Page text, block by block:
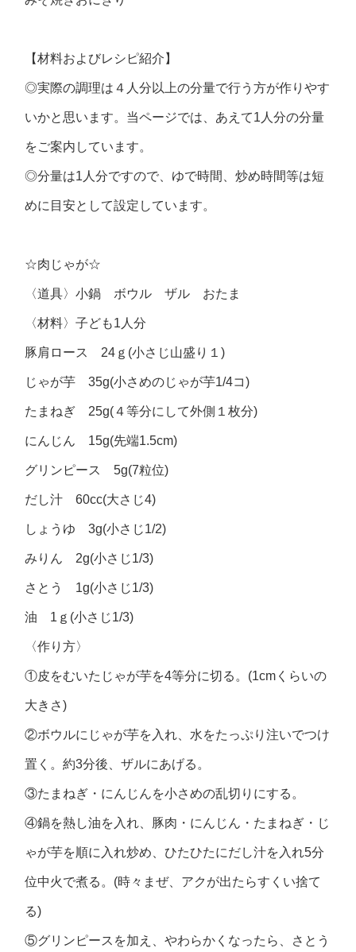
【材料およびレシピ紹介】
◎実際の調理は４人分以上の分量で行う方が作りやす
いかと思います。当ページでは、あえて1人分の分量
をご案内しています。
◎分量は1人分ですので、ゆで時間、炒め時間等は短
めに目安として設定しています。
☆肉じゃが☆
〈道具〉小鍋 ボウル ザル おたま
〈材料〉子ども1人分
豚肩ロース 24ｇ(小さじ山盛り１)
じゃが芋 35g(小さめのじゃが芋1/4コ)
たまねぎ 25g(４等分にして外側１枚分)
にんじん 15g(先端1.5cm)
グリンピース 5g(7粒位)
だし汁 60cc(大さじ4)
しょうゆ 3g(小さじ1/2)
みりん 2g(小さじ1/3)
さとう 1g(小さじ1/3)
油 1ｇ(小さじ1/3)
〈作り方〉
①皮をむいたじゃが芋を4等分に切る。(1cmくらいの
大きさ)
②ボウルにじゃが芋を入れ、水をたっぷり注いでつけ
置く。約3分後、ザルにあげる。
③たまねぎ・にんじんを小さめの乱切りにする。
④鍋を熱し油を入れ、豚肉・にんじん・たまねぎ・じ
ゃが芋を順に入れ炒め、ひたひたにだし汁を入れ5分
位中火で煮る。(時々まぜ、アクが出たらすくい捨て
る)
⑤グリンピースを加え、やわらかくなったら、さとう